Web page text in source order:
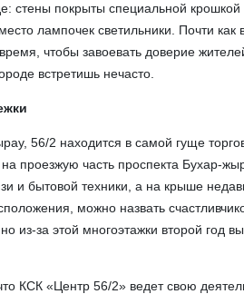
стены покрыты специальной крошкой
лампочек светильники. Почти как
чтобы завоевать доверие
встретишь нечасто.
56/2 находится в самой гуще
проезжую часть проспекта Бухар-
и бытовой техники, а на крыше
можно назвать
из-за этой многоэтажки второй год
КСК «Центр 56/2» ведет свою